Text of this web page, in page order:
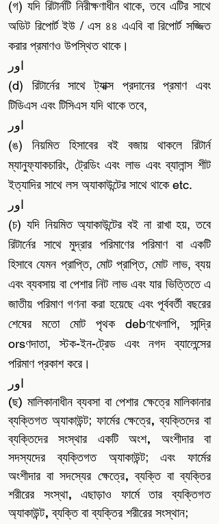
(গ) যদি রিটার্নটি নিরীক্ষণাধীন থাকে, তবে এটির সাথে
অডিট রিপোর্ট ইউ / এস ৪৪ এএবি বা রিপোর্ট সজ্জিত
করার প্রমাণও উপস্থিত থাকে।
اور
(d) রিটার্নের সাথে ট্যাক্স প্রদানের প্রমাণ এবং
টিডিএস এবং টিসিএস যদি থাকে তবে,
اور
(ঙ) নিয়মিত হিসাবের বই বজায় থাকলে রিটার্ন
ম্যানুফ্যাকচারিং, ট্রেডিং এবং লাভ এবং ব্যালান্স শীট
ইত্যাদির সাথে লস অ্যাকাউন্টের সাথে থাকে etc.
اور
(চ) যদি নিয়মিত অ্যাকাউন্টের বই না রাখা হয়,তবে
রিটার্নের সাথে মুদ্রার পরিমাণের পরিমাণ বা একটি
হিসাবে যেমন প্রাপ্তি, মোট প্রাপ্তি, মোট লাভ, ব্যয়
এবং ব্যবসায় বা পেশার নিট লাভ এবং যার ভিত্তিতে এ
জাতীয় পরিমাণ গণনা করা হয়েছে এবং পূর্ববর্তী বছরের
শেষের মতো মোট পৃথক debণখেলাপি, সান্দ্রি
orsণদাতা, স্টক-ইন-ট্রেড এবং নগদ ব্যালেন্সের
পরিমাণ প্রকাশ করে।
اور
(ছ) মালিকানাধীন ব্যবসা বা পেশার ক্ষেত্রে মালিকানার
ব্যক্তিগত অ্যাকাউন্ট; ফার্মের ক্ষেত্রে, ব্যক্তিদের বা
ব্যক্তিদের সংস্থার একটি অংশ, অংশীদার বা
সদস্যদের ব্যক্তিগত অ্যাকাউন্ট; এবং ফার্মের
অংশীদার বা সদস্যের ক্ষেত্রে, ব্যক্তি বা ব্যক্তির
শরীরের সংস্থা, এছাড়াও ফার্মে তার ব্যক্তিগত
অ্যাকাউন্ট, ব্যক্তি বা ব্যক্তির শরীরের সংস্থান;